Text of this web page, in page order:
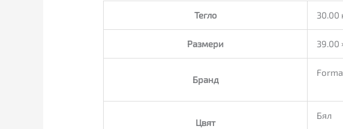
Тегло 30.00
Размери 39.00
Бранд
Цвят
Бял